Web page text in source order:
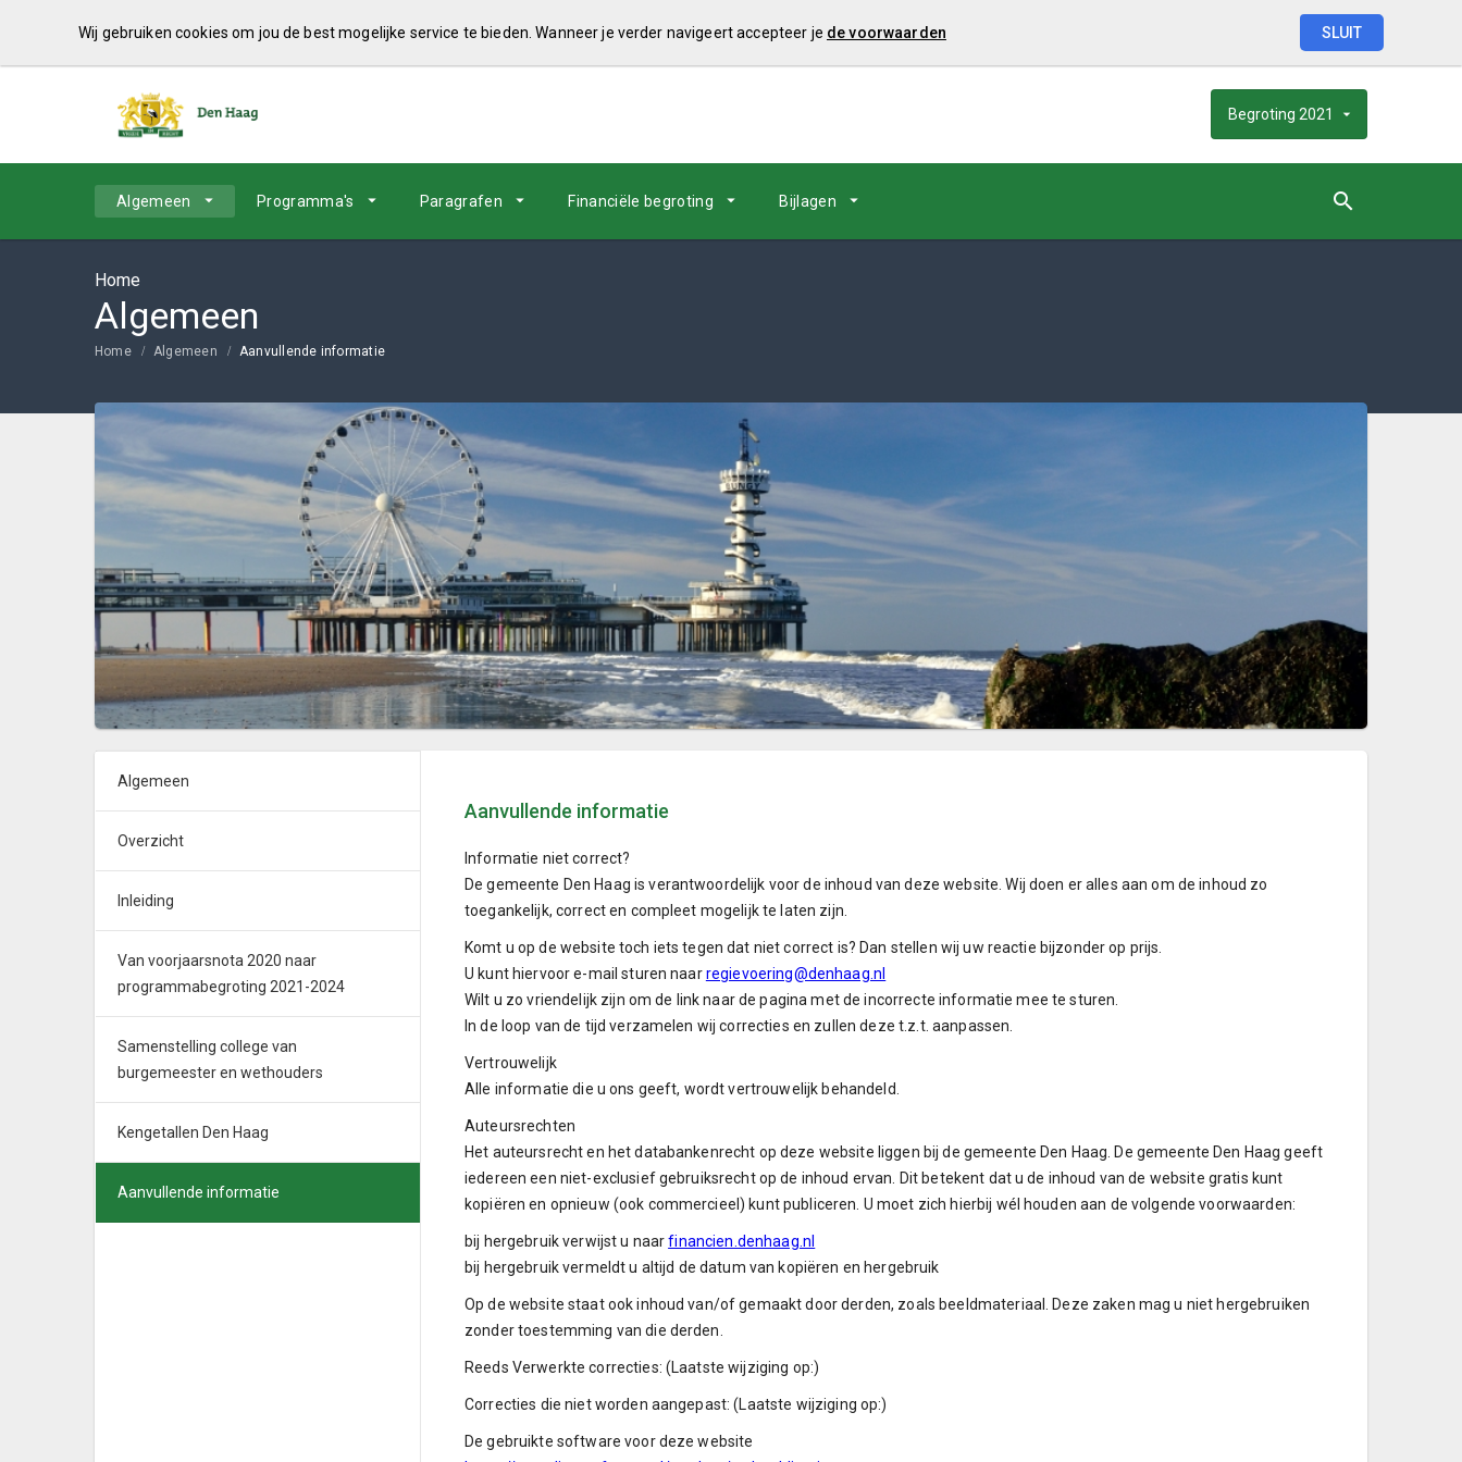
Begroting 2021
Algemeen Programma's Paragrafen Financiële begroting Bijlagen
Home
Algemeen
Home Algemeen Aanvullende informatie
Aanvullende informatie
Informatie niet correct?
De gemeente Den Haag is verantwoordelijk voor de inhoud van deze website. Wij doen er alles aan om de inhoud zo
toegankelijk, correct en compleet mogelijk te laten zijn.
Komt u op de website toch iets tegen dat niet correct is? Dan stellen wij uw reactie bijzonder op prijs.
U kunt hiervoor e-mail sturen naarregievoering@denhaag.nl
Wilt u zo vriendelijk zijn om de link naar de pagina met de incorrecte informatie mee te sturen.
In de loop van de tijd verzamelen wij correcties en zullen deze t.z.t. aanpassen.
Vertrouwelijk
Alle informatie die u ons geeft, wordt vertrouwelijk behandeld.
Auteursrechten
Het auteursrecht en het databankenrecht op deze website liggen bij de gemeente Den Haag. De gemeente Den Haag geeft
iedereen een niet-exclusief gebruiksrecht op de inhoud ervan. Dit betekent dat u de inhoud van de website gratis kunt
kopiëren en opnieuw (ook commercieel) kunt publiceren. U moet zich hierbij wél houden aan de volgende voorwaarden:
bij hergebruik verwijst u naarfinancien.denhaag.nl
bij hergebruik vermeldt u altijd de datum van kopiëren en hergebruik
Op de website staat ook inhoud van/of gemaakt door derden, zoals beeldmateriaal. Deze zaken mag u niet hergebruiken
zonder toestemming van die derden.
Reeds Verwerkte correcties: (Laatste wijziging op:)
Correcties die niet worden aangepast: (Laatste wijziging op:)
De gebruikte software voor deze website
Algemeen
Overzicht
Inleiding
Van voorjaarsnota 2020 naar
programmabegroting 2021-2024
Samenstelling college van
burgemeester en wethouders
Kengetallen Den Haag
Aanvullende informatie
Wij gebruiken cookies om jou de best mogelijke service te bieden. Wanneer je verder navigeert accepteer je de voorwaarden SLUIT